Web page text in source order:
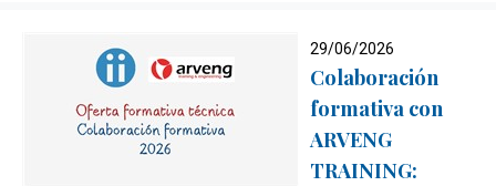
29/06/2026
Colaboración
formativa con
ARVENG
TRAINING: